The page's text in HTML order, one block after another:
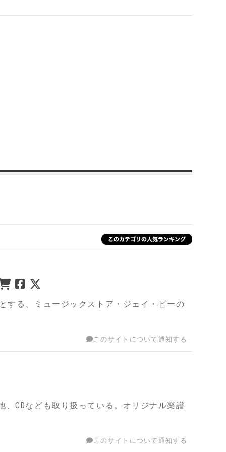
する、ミュージックストア・ジェイ・ピーの
このサイトについて通知する
CDなども取り扱っている。オリジナル楽譜
このサイトについて通知する